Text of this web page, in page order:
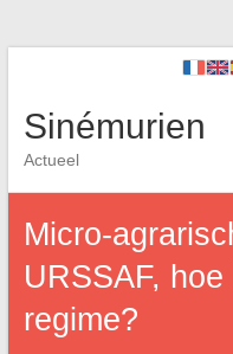
Sinémurien
Actueel
Micro-
URSSAF,
regime?